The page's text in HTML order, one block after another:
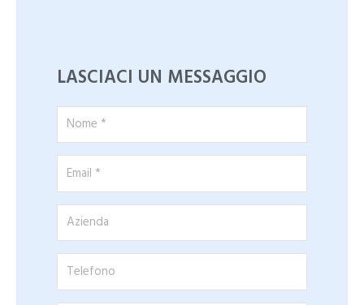
LASCIACI UN MESSAGGIO
Nome
*
Email
*
Azienda
Telefono